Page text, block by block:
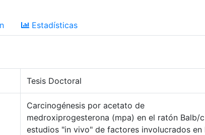
Estadísticas
Tesis Doctoral
Carcinogénesis por acetato de
medroxiprogesterona (mpa) en el ratón Balb/
estudios "in vivo" de factores involucrados en